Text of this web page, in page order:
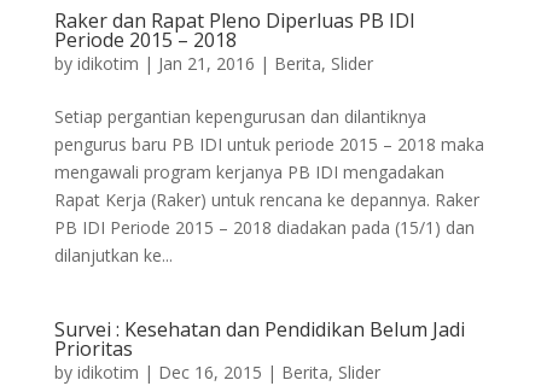
Raker dan Rapat Pleno Diperluas PB IDI
Periode 2015 – 2018
by idikotim | Jan 21, 2016 | Berita, Slider
Setiap pergantian kepengurusan dan dilantiknya
pengurus baru PB IDI untuk periode 2015 – 2018 maka
mengawali program kerjanya PB IDI mengadakan
Rapat Kerja (Raker) untuk rencana ke depannya. Raker
PB IDI Periode 2015 – 2018 diadakan pada (15/1) dan
dilanjutkan ke...
Survei : Kesehatan dan Pendidikan Belum Jadi
Prioritas
by idikotim | Dec 16, 2015 | Berita, Slider